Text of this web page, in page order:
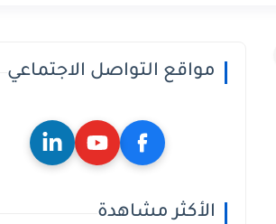
مواقع التواصل الاجتماعي
الأكثر مشاهدة